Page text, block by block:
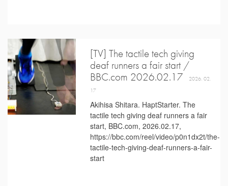
[TV] The tactile tech giving
deaf runners a fair start /
BBC.com 2026.02.17
2026. 02.
17
Akihisa Shitara. HaptStarter. The
tactile tech giving deaf runners a fair
start, BBC.com, 2026.02.17,
https://bbc.com/reel/video/p0n1dx2t/the-
tactile-tech-giving-deaf-runners-a-fair-
start